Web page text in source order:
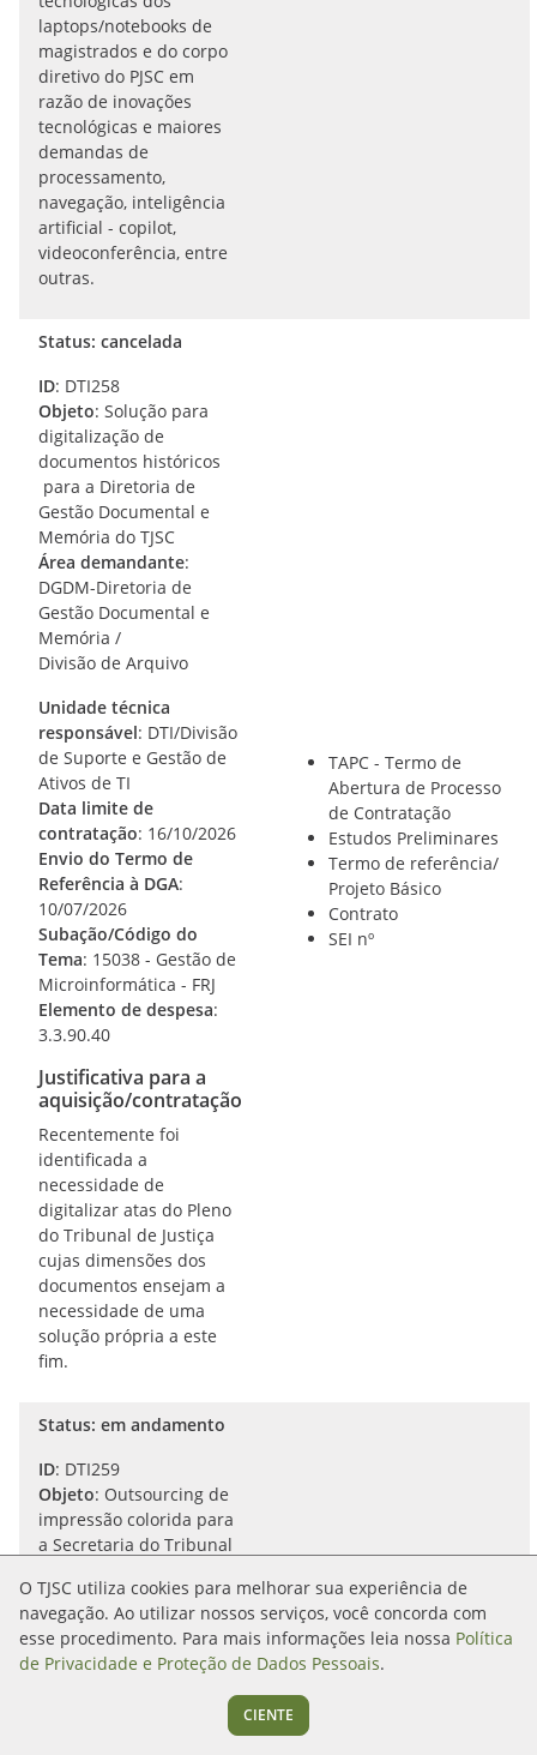
O TJSC utiliza cookies para melhorar sua experiência de
navegação. Ao utilizar nossos serviços, você concorda com
esse procedimento. Para mais informações leia nossa Política
de Privacidade e Proteção de Dados Pessoais.
CIENTE
laptops/notebooks de
magistrados e do corpo
diretivo do PJSC em
razão de inovações
tecnológicas e maiores
demandas de
processamento,
navegação, inteligência
artificial - copilot,
videoconferência, entre
outras.
Status: cancelada
ID: DTI258
Objeto: Solução para
digitalização de
documentos históricos
para a Diretoria de
Gestão Documental e
Memória do TJSC
Área demandante:
DGDM-Diretoria de
Gestão Documental e
Memória /
Divisão de Arquivo
Unidade técnica
responsável: DTI/Divisão
de Suporte e Gestão de
Ativos de TI
Data limite de
contratação: 16/10/2026
Envio do Termo de
Referência à DGA:
10/07/2026
Subação/Código do
Tema: 15038 - Gestão de
Microinformática - FRJ
Elemento de despesa:
3.3.90.40
Justificativa para a
aquisição/contratação
Recentemente foi
identificada a
necessidade de
digitalizar atas do Pleno
do Tribunal de Justiça
cujas dimensões dos
documentos ensejam a
necessidade de uma
solução própria a este
fim.
TAPC - Termo de
Abertura de Processo
de Contratação
Estudos Preliminares
Termo de referência/
Projeto Básico
Contrato
SEI nº
Status: em andamento
ID: DTI259
Objeto: Outsourcing de
impressão colorida para
a Secretaria do Tribunal
Catarina
Área demandante:
DTI/Divisão de Suporte e
Gestão de Ativos de TI
: DTI/Divisão